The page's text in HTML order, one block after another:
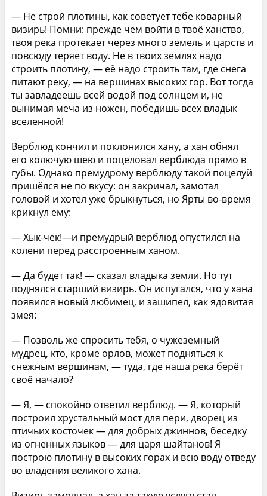
— Не строй плотины, как советует тебе коварный
визирь! Помни: прежде чем войти в твоё ханство,
твоя река протекает через много земель и царств и
повсюду теряет воду. Не в твоих землях надо
строить плотину, — её надо строить там, где снега
питают реку, — на вершинах высоких гор. Вот тогда
ты завладеешь всей водой под солнцем и, не
вынимая меча из ножен, победишь всех владык
вселенной!
Верблюд кончил и поклонился хану, а хан обнял
его колючую шею и поцеловал верблюда прямо в
губы. Однако премудрому верблюду такой поцелуй
пришёлся не по вкусу: он закричал, замотал
головой и хотел уже брыкнуться, но Ярты во-время
крикнул ему:
— Хык-чек!—и премудрый верблюд опустился на
колени перед расстроенным ханом.
— Да будет так! — сказал владыка земли. Но тут
поднялся старший визирь. Он испугался, что у хана
появился новый любимец, и зашипел, как ядовитая
змея:
— Позволь же спросить тебя, о чужеземный
мудрец, кто, кроме орлов, может подняться к
снежным вершинам, — туда, где наша река берёт
своё начало?
— Я, — спокойно ответил верблюд. — Я, который
построил хрустальный мост для пери, дворец из
птичьих косточек — для добрых джиннов, беседку
из огненных языков — для царя шайтанов! Я
построю плотину в высоких горах и всю воду отведу
во владения великого хана.